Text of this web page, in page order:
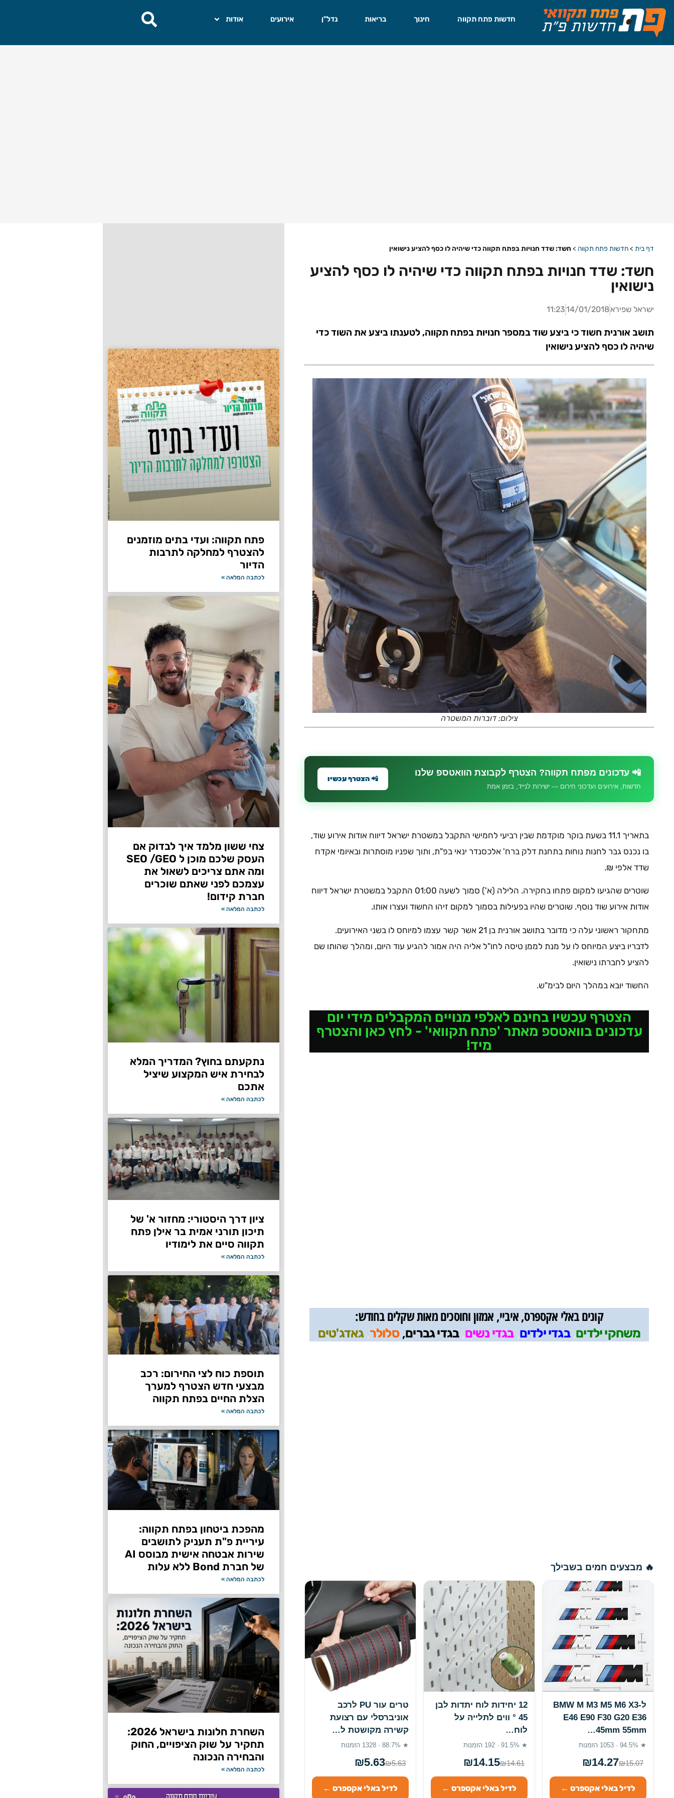
חדשות פתח תקווה חינוך בריאות נדל"ן אירועים אודות
דף בית >חדשות פתח תקווה > חשד: שדד חנויות בפתח תקווה כדי שיהיה לו כסף להציע נישואין
חשד: שדד חנויות בפתח תקווה כדי שיהיה לו כסף להציע
נישואין
ישראל שפירא14/01/2018
11:23
תושב אורנית חשוד כי ביצע שוד במספר חנויות בפתח תקווה, לטענתו ביצע את השוד כדי
שיהיה לו כסף להציע נישואין
צילום: דוברות המשטרה
📲 עדכונים מפתח תקווה? הצטרף לקבוצת הוואטספ שלנו
חדשות, אירועים ועדכוני חירום — ישירות לנייד, בזמן אמת
📲 הצטרף עכשיו
בתאריך 11.1 בשעת בוקר מוקדמת שבין רביעי לחמישי התקבל במשטרת ישראל דיווח אודות אירוע שוד,
בו נכנס גבר לחנות נוחות בתחנת דלק ברח' אלכסנדר ינאי בפ"ת, ותוך שפניו מוסתרות ובאיומי אקדח
שדד אלפי ₪.
שוטרים שהגיעו למקום פתחו בחקירה. הלילה (א') סמוך לשעה 01:00 התקבל במשטרת ישראל דיווח
אודות אירוע שוד נוסף. שוטרים שהיו בפעילות בסמוך למקום זיהו החשוד ועצרו אותו.
מתחקור ראשוני עלה כי מדובר בתושב אורנית בן 21 אשר קשר עצמו למיוחס לו בשני האירועים.
לדבריו ביצע המיוחס לו על מנת לממן טיסה לחו"ל אליה היה אמור להגיע עוד היום, ומהלך שהותו שם
להציע לחברתו נישואין.
החשוד יובא במהלך היום לבימ"ש.
הצטרף עכשיו בחינם לאלפי מנויים המקבלים מידי יום
עדכונים בוואטספ מאתר 'פתח תקוואי' - לחץ כאן והצטרף
מיד!
קונים באלי אקספרס, איביי, אמזון וחוסכים מאות שקלים בחודש:
משחקי ילדים,בגדי ילדים,בגדי נשים,בגדי גברים, סלולר,גאדג'טים
🔥 מבצעים חמים בשבילך
ל-BMW M M3 M5 M6 X3
E46 E90 F30 G20 E36
45mm 55mm…
★ 94.5% · 1053 הזמנות
₪14.27₪15.07
לדיל באלי אקספרס ←
12 יחידות לוח יתדות לבן
45 ° ווים לתלייה על
לוח…
★ 91.5% · 192 הזמנות
₪14.15₪14.61
לדיל באלי אקספרס ←
טרים עור PU לרכב
אוניברסלי עם רצועת
קשירה מקושטת ל…
★ 88.7% · 1328 הזמנות
₪5.63₪5.63
לדיל באלי אקספרס ←
פתח תקווה: ועדי בתים מוזמנים
להצטרף למחלקה לתרבות
הדיור
לכתבה המלאה »
צחי ששון מלמד איך לבדוק אם
העסק שלכם מוכן ל SEO /GEO
ומה אתם צריכים לשאול את
עצמכם לפני שאתם שוכרים
חברת קידום!
לכתבה המלאה »
נתקעתם בחוץ? המדריך המלא
לבחירת איש המקצוע שיציל
אתכם
לכתבה המלאה »
ציון דרך היסטורי: מחזור א' של
תיכון תורני אמית בר אילן פתח
תקווה סיים את לימודיו
לכתבה המלאה »
תוספת כוח לצי החירום: רכב
מבצעי חדש הצטרף למערך
הצלת החיים בפתח תקווה
לכתבה המלאה »
מהפכת ביטחון בפתח תקווה:
עיריית פ"ת תעניק לתושבים
שירות אבטחה אישית מבוסס AI
של חברת Bond ללא עלות
לכתבה המלאה »
השחרת חלונות בישראל 2026:
תחקיר על שוק הציפויים, החוק
והבחירה הנכונה
לכתבה המלאה »